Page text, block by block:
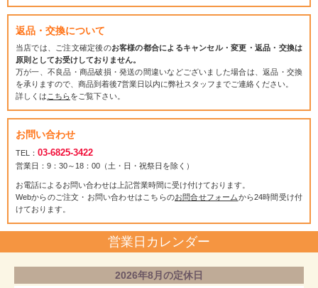
返品・交換について
当店では、ご注文確定後のお客様の都合によるキャンセル・変更・返品・交換は
原則としてお受けしておりません。
万が一、不良品・商品破損・発送の間違いなどございました場合は、返品・交換
を承りますので、商品到着後7営業日以内に弊社スタッフまでご連絡ください。
詳しくは こちらをご覧下さい。
お問い合わせ
TEL： 03-6825-3422
営業日：9：30～18：00（土・日・祝祭日を除く）
お電話によるお問い合わせは上記営業時間に受け付けております。
Webからのご注文・お問い合わせはこちらのお問合せフォームから24時間受け付
けております。
営業日カレンダー
2026年8月の定休日